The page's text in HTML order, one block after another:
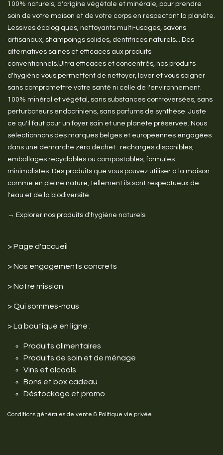
100% naturels, d'origine végétale et minérale, pour prendre
soin de votre maison et de votre corps en respectant la planète.
Lessives écologiques, nettoyants multi-usages, savons
artisanaux, shampoings solides, dentifrices naturels... Des
alternatives saines et efficaces aux produits
conventionnels.Ultra efficaces et concentrés, nos produits
d'hygiène vous permettent de nettoyer, laver et vous soigner
sans compromettre votre santé ni celle de l'environnement.
100% minéral et végétal, sans substances controversées, sans
perturbateurs endocriniens, sans parfums de synthèse. Juste
ce qu'il faut pour un foyer sain et une planète préservée. Nous
sélectionnons des marques belges et européennes engagées
dans une démarche zéro déchet : recharges disponibles,
emballages recyclables ou compostables, formules
minimalistes. Des produits que vous pouvez utiliser à la maison
comme en pleine nature, tellement ils sont respectueux de
l'eau et de la biodiversité.
→ Explorer nos produits d'hygiène naturels
>Page d'accueil
> Nos engagements concrets
>Notre mission
>Qui sommes-nous
>La boutique en ligne :
Produits alimentaires
Produits de soin et de ménage
Vins et alcools
Bons et box cadeau
Déstockage et promo
Conditions générales de vente & Politique vie privée